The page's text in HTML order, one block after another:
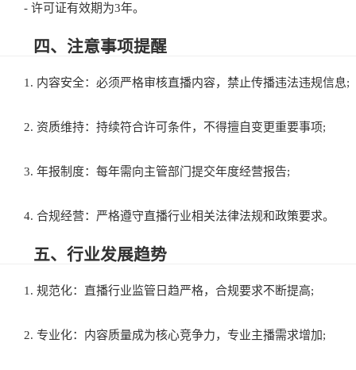
- 许可证有效期为3年。
四、注意事项提醒
1. 内容安全：必须严格审核直播内容，禁止传播违法违规信息;
2. 资质维持：持续符合许可条件，不得擅自变更重要事项;
3. 年报制度：每年需向主管部门提交年度经营报告;
4. 合规经营：严格遵守直播行业相关法律法规和政策要求。
五、行业发展趋势
1. 规范化：直播行业监管日趋严格，合规要求不断提高;
2. 专业化：内容质量成为核心竞争力，专业主播需求增加;